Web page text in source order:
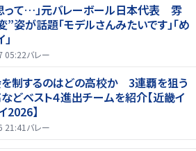
って…」元バレーボール日本代表 雰
姿が話題「モデルさんみたいです」「め
05:22バレー
制するのはどの高校か 3連覇を狙う
どベスト４進出チームを紹介【近畿イ
2026】
21:41 バレー